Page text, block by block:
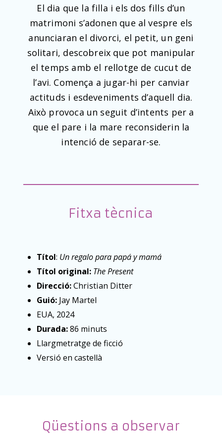
El dia que la filla i els dos fills d’un
matrimoni s’adonen que al vespre els
anunciaran el divorci, el petit, un geni
solitari, descobreix que pot manipular
el temps amb el rellotge de cucut de
l’avi. Comença a jugar-hi per canviar
actituds i esdeveniments d’aquell dia.
Això provoca un seguit d’intents per a
que el pare i la mare reconsiderin la
intenció de separar-se.
Fitxa tècnica
Títol: Un regalo para papá y mamá
Títol original: The Present
Direcció:Christian Ditter
Guió:Jay Martel
EUA, 2024
Durada:86 minuts
Llargmetratge de ficció
Versió en castellà
Qüestions a observar